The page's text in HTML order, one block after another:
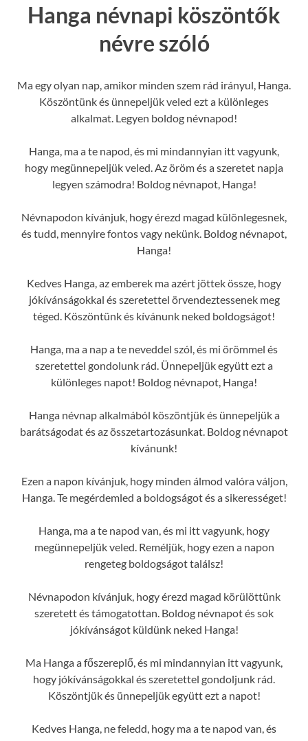
Hanga névnapi köszöntők
névre szóló
Ma egy olyan nap, amikor minden szem rád irányul, Hanga.
Köszöntünk és ünnepeljük veled ezt a különleges
alkalmat. Legyen boldog névnapod!
Hanga, ma a te napod, és mi mindannyian itt vagyunk,
hogy megünnepeljük veled. Az öröm és a szeretet napja
legyen számodra! Boldog névnapot, Hanga!
Névnapodon kívánjuk, hogy érezd magad különlegesnek,
és tudd, mennyire fontos vagy nekünk. Boldog névnapot,
Hanga!
Kedves Hanga, az emberek ma azért jöttek össze, hogy
jókívánságokkal és szeretettel örvendeztessenek meg
téged. Köszöntünk és kívánunk neked boldogságot!
Hanga, ma a nap a te neveddel szól, és mi örömmel és
szeretettel gondolunk rád. Ünnepeljük együtt ezt a
különleges napot! Boldog névnapot, Hanga!
Hanga névnap alkalmából köszöntjük és ünnepeljük a
barátságodat és az összetartozásunkat. Boldog névnapot
kívánunk!
Ezen a napon kívánjuk, hogy minden álmod valóra váljon,
Hanga. Te megérdemled a boldogságot és a sikerességet!
Hanga, ma a te napod van, és mi itt vagyunk, hogy
megünnepeljük veled. Reméljük, hogy ezen a napon
rengeteg boldogságot találsz!
Névnapodon kívánjuk, hogy érezd magad körülöttünk
szeretett és támogatottan. Boldog névnapot és sok
jókívánságot küldünk neked Hanga!
Ma Hanga a főszereplő, és mi mindannyian itt vagyunk,
hogy jókívánságokkal és szeretettel gondoljunk rád.
Köszöntjük és ünnepeljük együtt ezt a napot!
Kedves Hanga, ne feledd, hogy ma a te napod van, és